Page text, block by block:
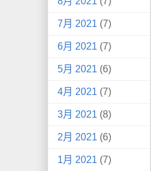
7月 2021 (7)
6月 2021 (7)
5月 2021 (6)
4月 2021 (7)
3月 2021 (8)
2月 2021 (6)
1月 2021 (7)